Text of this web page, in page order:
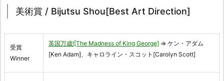
美術賞 / Bijutsu Shou[Best Art Direction]
受賞
Winner
英国万歳![The Madness of King George] ⇒ ケン・アダム
[Ken Adam]、キャロライン・スコット[Carolyn Scott]